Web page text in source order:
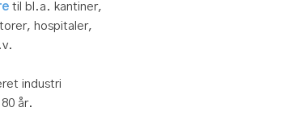
til bl.a. kantiner,
hospitaler,
industri
år.